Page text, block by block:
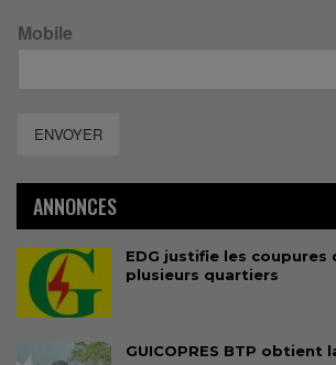
Mobile
ENVOYER
ANNONCES
EDG justifie les coupures
plusieurs quartiers
GUICOPRES BTP obtient